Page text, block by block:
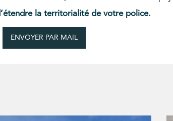
la territorialité de votre police.
ENVOYER PAR MAIL